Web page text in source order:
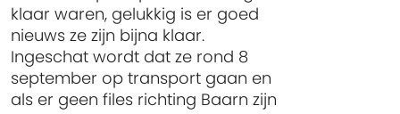
klaar waren, gelukkig is er goed
nieuws ze zijn bijna klaar.
Ingeschat wordt dat ze rond 8
september op transport gaan en
als er geen files richting Baarn zijn